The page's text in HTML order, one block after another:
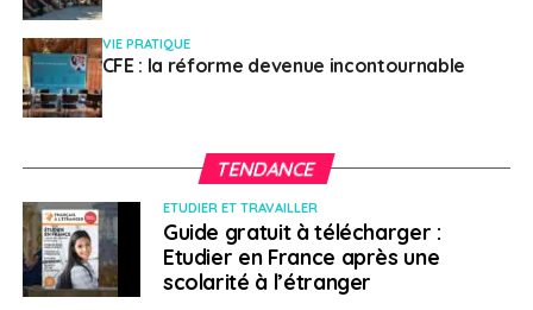
VIE PRATIQUE
CFE : la réforme devenue incontournable
TENDANCE
ETUDIER ET TRAVAILLER
Guide gratuit à télécharger :
Etudier en France après une
scolarité à l’étranger